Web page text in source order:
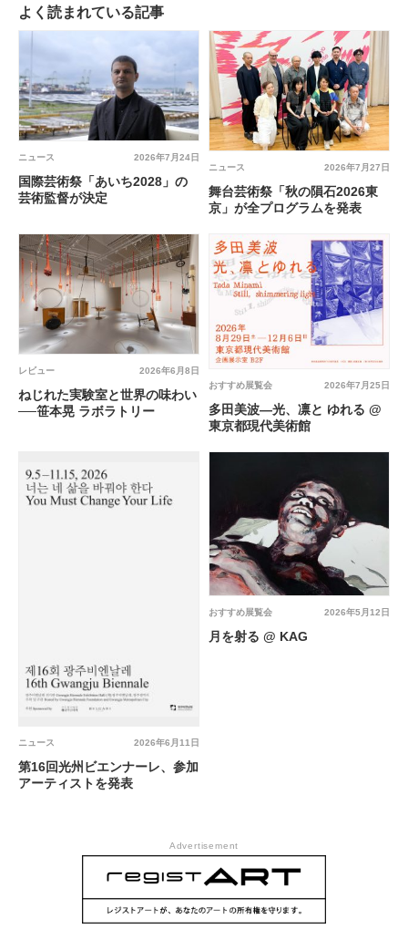
よく読まれている記事
2026年7月24日
ニュース
国際芸術祭「あいち2028」の
芸術監督が決定
2026年7月27日
ニュース
舞台芸術祭「秋の隕石2026東
京」が全プログラムを発表
2026年6月8日
レビュー
ねじれた実験室と世界の味わい
──笹本晃 ラボラトリー
2026年7月25日
おすすめ展覧会
多田美波―光、凛と ゆれる @
東京都現代美術館
2026年6月11日
ニュース
第16回光州ビエンナーレ、参加
アーティストを発表
2026年5月12日
おすすめ展覧会
月を射る @ KAG
Advertisement